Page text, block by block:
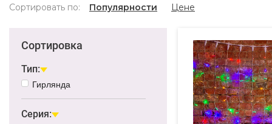
Сортировать по: Популярности Цене
Сортировка
Тип:
Гирлянда
Серия: